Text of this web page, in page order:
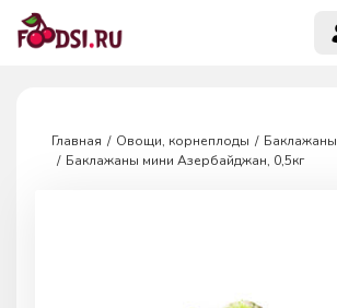
Главная Овощи, корнеплоды
Баклажаны
Баклажаны мини Азербайджан, 0,5кг